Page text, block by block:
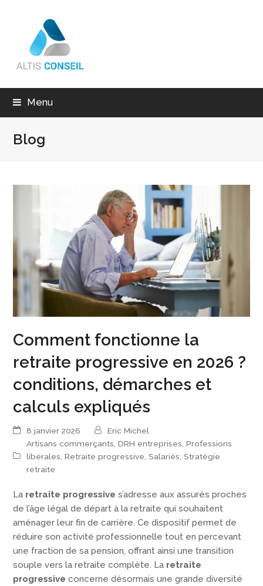
Menu
Blog
Comment fonctionne la
retraite progressive en 2026 ?
conditions, démarches et
calculs expliqués
8 janvier 2026
Eric Michel
Artisans commerçants ,DRH entreprises ,Professions
libérales ,Retraite progressive ,Salariés ,Stratégie
retraite
La retraite progressive s’adresse aux assurés proches
de l’âge légal de départ à la retraite qui souhaitent
aménager leur fin de carrière. Ce dispositif permet de
réduire son activité professionnelle tout en percevant
une fraction de sa pension, offrant ainsi une transition
souple vers la retraite complète. La retraite
progressive concerne désormais une grande diversité